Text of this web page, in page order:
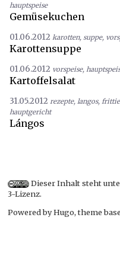
hauptspeise
Gemüsekuchen
01.06.2012 karotten, suppe,
Karottensuppe
01.06.2012 vorspeise,
Kartoffelsalat
31.05.2012 rezepte, langos,
hauptgericht
Lángos
Dieser Inhalt steht
3-Lizenz.
Powered byHugo, theme